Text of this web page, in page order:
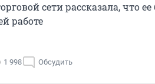
сети рассказала, что ее
работе
1 998 Обсудить